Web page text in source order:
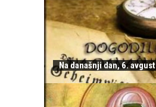
Na današnji dan, 6. avgust